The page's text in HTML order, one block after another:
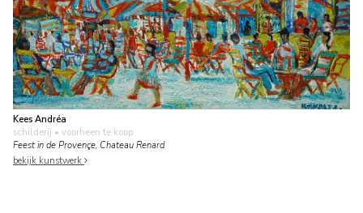
Kees Andréa
schilderij • voorheen te koop
Feest in de Provençe, Chateau Renard
bekijk kunstwerk